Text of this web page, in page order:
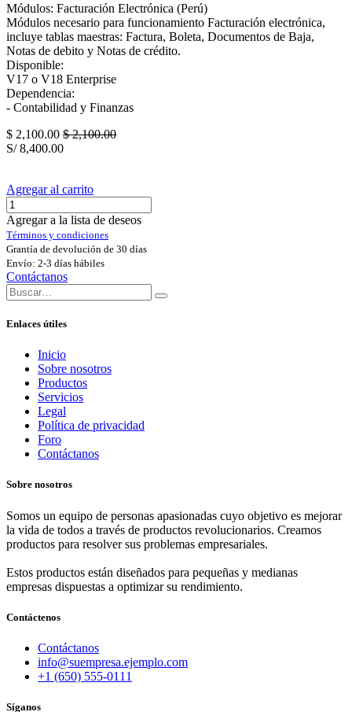
Módulos: Facturación Electrónica (Perú)
Módulos necesario para funcionamiento Facturación electrónica,
incluye tablas maestras: Factura, Boleta, Documentos de Baja,
Notas de debito y Notas de crédito.
Disponible:
V17 o V18 Enterprise
Dependencia:
- Contabilidad y Finanzas
$ 2,100.00 $2,100.00
S/8,400.00
Agregar al carrito
Agregar a la lista de deseos
Términos y condiciones
Grantía de devolución de 30 días
Envío: 2-3 días hábiles
Contáctanos
Enlaces útiles
Inicio
Sobre nosotros
Productos
Servicios
Legal
Política de privacidad
Foro
Contáctanos
Sobre nosotros
Somos un equipo de personas apasionadas cuyo objetivo es mejorar
la vida de todos a través de productos revolucionarios. Creamos
productos para resolver sus problemas empresariales.
Estos productos están diseñados para pequeñas y medianas
empresas dispuestas a optimizar su rendimiento.
Contáctenos
Contáctanos
info@suempresa.ejemplo.com
+1 (650) 555-0111
Síganos